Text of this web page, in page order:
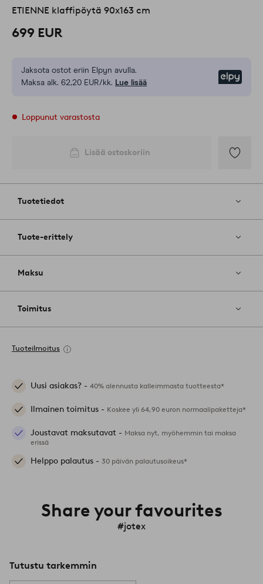
ETIENNE klaffipöytä 90x163 cm
699 EUR
Jaksota ostot eriin Elpyn avulla.
Maksa alk. 62,20 EUR/kk. Lue lisää
Loppunut varastosta
Lisää ostoskoriin
Tuotetiedot
Tuote-erittely
Maksu
Toimitus
Tuoteilmoitus
Uusi asiakas? - 40% alennusta kalleimmasta tuotteesta*
Ilmainen toimitus - Koskee yli 64,90 euron normaalipaketteja*
Joustavat maksutavat - Maksa nyt, myöhemmin tai maksa
erissä
Helppo palautus - 30 päivän palautusoikeus*
Share your favourites
#jotex
Tutustu tarkemmin